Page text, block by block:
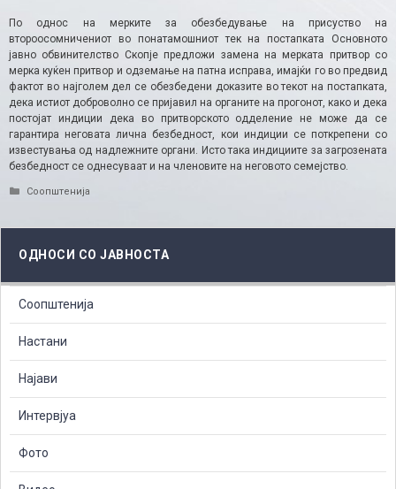
По однос на мерките за обезбедување на присуство на
второосомничениот во понатамошниот тек на постапката Основното
јавно обвинителство Скопје предложи замена на мерката притвор со
мерка куќен притвор и одземање на патна исправа, имајќи го во предвид
фактот во најголем дел се обезбедени доказите во текот на постапката,
дека истиот доброволно се пријавил на органите на прогонот, како и дека
постојат индиции дека во притворското одделение не може да се
гарантира неговата лична безбедност, кои индиции се поткрепени со
известувања од надлежните органи. Исто така индициите за загрозената
безбедност се однесуваат и на членовите на неговото семејство.
Categories
Соопштенија
ОДНОСИ СО ЈАВНОСТА
Соопштенија
Настани
Најави
Интервјуа
Фото